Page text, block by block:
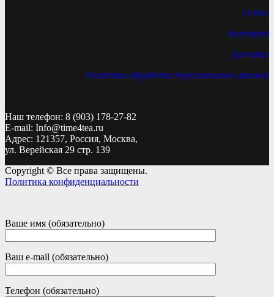
О Нас
Контакты
Доставка
Политика обработки персональных данных
Наш телефон: 8 (903) 178-27-82
E-mail: Info@time4tea.ru
Адрес: 121357, Россия, Москва,
ул. Верейская 29 стр. 139
Copyright © Все права защищены.
Политика конфиденциальности
Ваше имя (обязательно)
Ваш e-mail (обязательно)
Телефон (обязательно)